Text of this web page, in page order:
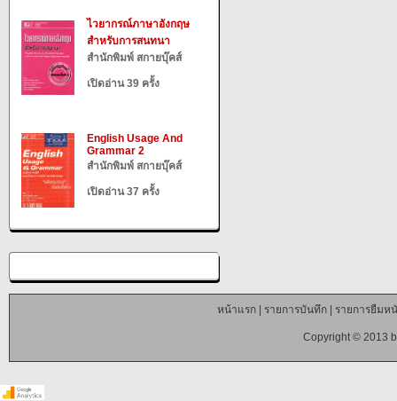
ไวยากรณ์ภาษาอังกฤษ
สำหรับการสนทนา
สำนักพิมพ์ สกายบุ๊คส์
เปิดอ่าน 39 ครั้ง
English Usage And
Grammar 2
สำนักพิมพ์ สกายบุ๊คส์
เปิดอ่าน 37 ครั้ง
หน้าแรก| รายการบันทึก| รายการยืมห
Copyright © 2013